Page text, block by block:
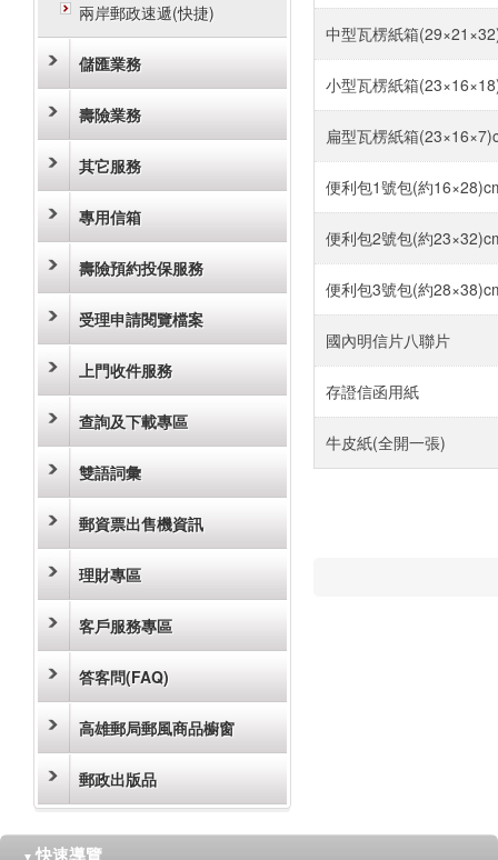
兩岸郵政速遞(快捷)
儲匯業務
壽險業務
其它服務
專用信箱
壽險預約投保服務
受理申請閱覽檔案
上門收件服務
查詢及下載專區
雙語詞彙
郵資票出售機資訊
理財專區
客戶服務專區
答客問(FAQ)
高雄郵局郵風商品櫥窗
郵政出版品
中型瓦楞紙箱
小型瓦楞紙箱
扁型瓦楞紙箱
便利包1號包(約
便利包2號包(約
便利包3號包(約
國內明信片八聯片
存證信函用紙
牛皮紙(全開一張)
▼ 快速導覽